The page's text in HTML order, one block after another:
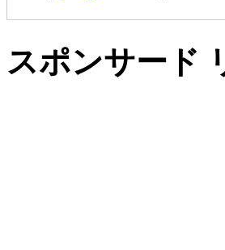
スポンサード